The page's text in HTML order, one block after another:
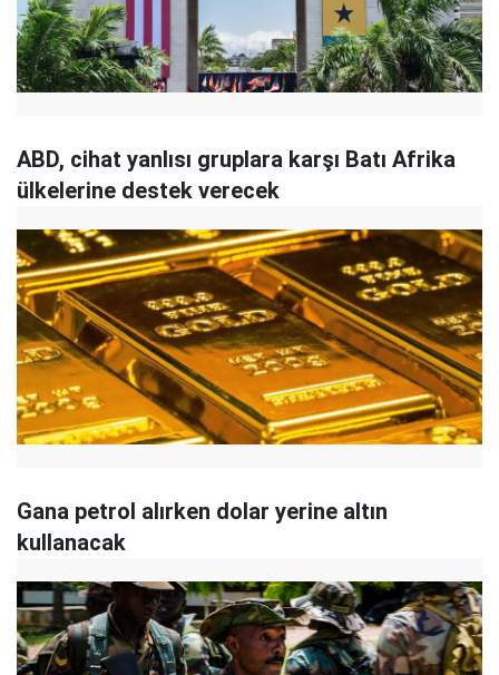
ABD, cihat yanlısı gruplara karşı Batı Afrika
ülkelerine destek verecek
Gana petrol alırken dolar yerine altın
kullanacak